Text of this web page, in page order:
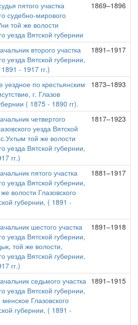
пятого участка
судебно-мирового
той же волости
уезда Вятской губернии
1869–1896
второго участка
уезда Вятской губернии,
- 1917 гг.)
1891–1917
уездное по крестьянским
г. Глазов
( 1875 - 1890 гг).
1873–1893
четвертого
уезда Вятской
той же волости
уезда Вятской губернии,
гг.)
1817–1923
пятого участка
уезда Вятской губернии,
волости Глазовского
губернии, ( 1891 -
1881–1917
шестого участка
уезда Вятской губернии,
той же волости,
уезда Вятской губернии,
гг.)
1891–1918
седьмого участка
уезда Вятской губернии,
Глазовского
губернии, ( 1891 -
1891–1915